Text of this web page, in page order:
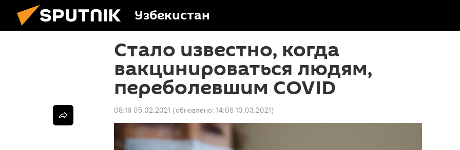
Узбекистан
Стало известно, когда
вакцинироваться людям,
переболевшим COVID
08:19 05.02.2021 (обновлено: 14:06 10.03.2021)